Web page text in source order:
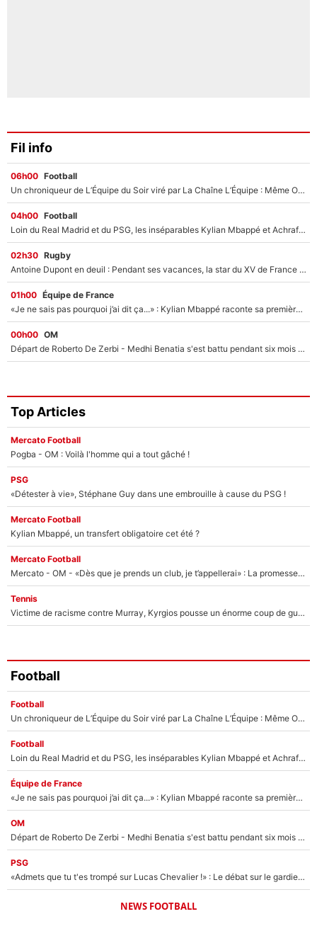
Fil info
06h00 Football
Un chroniqueur de L’Équipe du Soir viré par La Chaîne L’Équipe : Même Olivier Ménard n’avait pas pu empêcher son départ, «je l’ai appris sur Twitter, je l’ai vécu assez mal»
04h00 Football
Loin du Real Madrid et du PSG, les inséparables Kylian Mbappé et Achraf Hakimi changent d'équipe le temps d'une journée !
02h30 Rugby
Antoine Dupont en deuil : Pendant ses vacances, la star du XV de France a perdu sa grand-mère
01h00 Équipe de France
«Je ne sais pas pourquoi j’ai dit ça...» : Kylian Mbappé raconte sa première rencontre avec Zinédine Zidane (et c’est très drôle)
00h00 OM
Départ de Roberto De Zerbi - Medhi Benatia s'est battu pendant six mois pour le retenir à l'OM, le PSG a été le naufrage de trop : «Je pars avec toi»
Top Articles
Mercato Football
Pogba - OM : Voilà l'homme qui a tout gâché !
PSG
«Détester à vie», Stéphane Guy dans une embrouille à cause du PSG !
Mercato Football
Kylian Mbappé, un transfert obligatoire cet été ?
Mercato Football
Mercato - OM - «Dès que je prends un club, je t’appellerai» : La promesse de Marcelino au moment de claquer la porte
Tennis
Victime de racisme contre Murray, Kyrgios pousse un énorme coup de gueule !
Football
Football
Un chroniqueur de L’Équipe du Soir viré par La Chaîne L’Équipe : Même Olivier Ménard n’avait pas pu empêcher son départ, «je l’ai appris sur Twitter, je l’ai vécu assez mal»
Football
Loin du Real Madrid et du PSG, les inséparables Kylian Mbappé et Achraf Hakimi changent d'équipe le temps d'une journée !
Équipe de France
«Je ne sais pas pourquoi j’ai dit ça...» : Kylian Mbappé raconte sa première rencontre avec Zinédine Zidane (et c’est très drôle)
OM
Départ de Roberto De Zerbi - Medhi Benatia s'est battu pendant six mois pour le retenir à l'OM, le PSG a été le naufrage de trop : «Je pars avec toi»
PSG
«Admets que tu t'es trompé sur Lucas Chevalier !» : Le débat sur le gardien du PSG vire au clash à l'After Foot
NEWS FOOTBALL